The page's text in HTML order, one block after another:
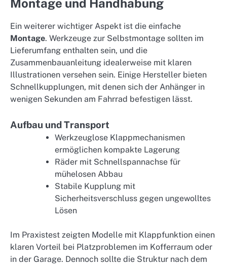
Montage und Handhabung
Ein weiterer wichtiger Aspekt ist die einfache
Montage. Werkzeuge zur Selbstmontage sollten im
Lieferumfang enthalten sein, und die
Zusammenbauanleitung idealerweise mit klaren
Illustrationen versehen sein. Einige Hersteller bieten
Schnellkupplungen, mit denen sich der Anhänger in
wenigen Sekunden am Fahrrad befestigen lässt.
Aufbau und Transport
Werkzeuglose Klappmechanismen
ermöglichen kompakte Lagerung
Räder mit Schnellspannachse für
mühelosen Abbau
Stabile Kupplung mit
Sicherheitsverschluss gegen ungewolltes
Lösen
Im Praxistest zeigten Modelle mit Klappfunktion einen
klaren Vorteil bei Platzproblemen im Kofferraum oder
in der Garage. Dennoch sollte die Struktur nach dem